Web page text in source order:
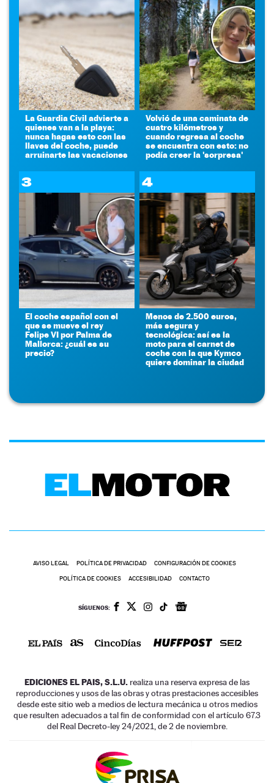
La Guardia Civil advierte a
quienes van a la playa:
nunca hagas esto con las
llaves del coche, puede
arruinarte las vacaciones
Volvió de una caminata de
cuatro kilómetros y
cuando regresa al coche
se encuentra con esto: no
podía creer la 'sorpresa'
3
El coche español con el
que se mueve el rey
Felipe VI por Palma de
Mallorca: ¿cuál es su
precio?
4
Menos de 2.500 euros,
más segura y
tecnológica: así es la
moto para el carnet de
coche con la que Kymco
quiere dominar la ciudad
AVISO LEGAL POLÍTICA DE PRIVACIDAD CONFIGURACIÓN DE COOKIES
POLÍTICA DE COOKIES ACCESIBILIDAD CONTACTO
SÍGUENOS:
EDICIONES EL PAIS, S.L.U. realiza una reserva expresa de las
reproducciones y usos de las obras y otras prestaciones accesibles
desde este sitio web a medios de lectura mecánica u otros medios
que resulten adecuados a tal fin de conformidad con el artículo 67.3
del Real Decreto-ley 24/2021, de 2 de noviembre.